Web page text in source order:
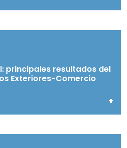
principales resultados del
Exteriores-Comercio
+